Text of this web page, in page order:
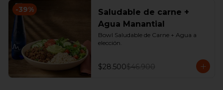
-39%
Saludable de carne +
Agua Manantial
Bowl Saludable de Carne + Agua a
elección.
$28.500$46.900